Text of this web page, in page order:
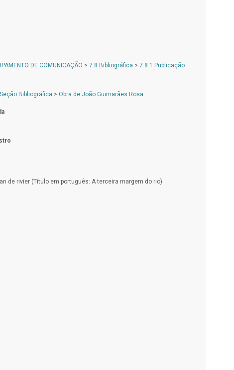
DE COMUNICAÇÃO > 7.8 Bibliográfica > 7.8.1 Publicação
Seção Bibliográfica > Obra de João Guimarães Rosa
de rivier (Título em português: A terceira margem do rio)